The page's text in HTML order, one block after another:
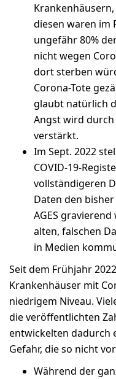
diesen waren im
ungefähr 80%
nicht wegen
dort sterben
Corona-Tote
glaubt natürlich
Angst wird
verstärkt.
Im Sept. 2022
COVID-19-
vollständigeren
Daten den
AGES
alten, falschen
in Medien
Seit dem Frühjahr
Krankenhäuser mit
niedrigem Niveau.
die veröffentlichten
entwickelten dadurch
Gefahr, die so nicht
Während der